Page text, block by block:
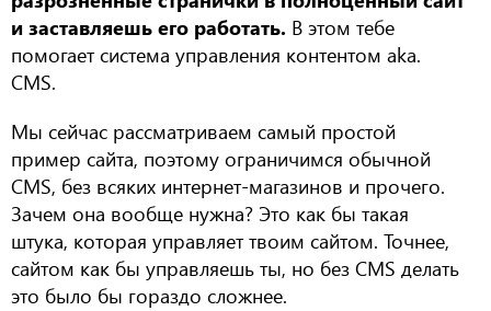
и заставляешь его работать. В этом тебе
помогает система управления контентом aka.
CMS.
Мы сейчас рассматриваем самый простой
пример сайта, поэтому ограничимся обычной
CMS, без всяких интернет-магазинов и прочего.
Зачем она вообще нужна? Это как бы такая
штука, которая управляет твоим сайтом. Точнее,
сайтом как бы управляешь ты, но без CMS делать
это было бы гораздо сложнее.